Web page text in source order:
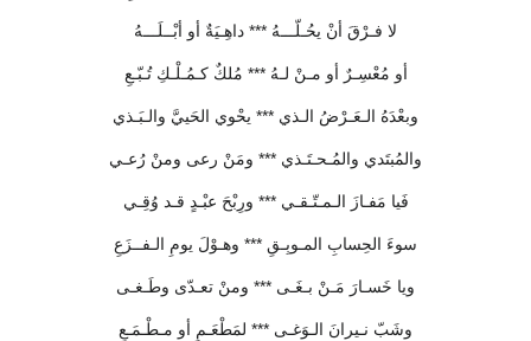
لا فـرْقَ أنْ يحُـلّـــهُ *** داهِـيَةٌ أو أبْــلَـــهُ
أو مُعْسِـرٌ أو مـنْ لـهُ *** مُلكٌ كـمُـلْـكِ تُـبّـعِ
وبعْدَهُ الـعَـرْضُ الـذي *** يحْوي الحَييَّ والـبَـذي
والمُبتَدي والمُـحـتَـذي *** ومَنْ رعى ومنْ رُعـي
فَيا مَفـازَ الـمـتّـقـي *** ورِبْحَ عبْـدٍ قـد وُقِـي
سوءَ الحِسابِ المـوبِـقِ *** وهـوْلَ يومِ الـفــزَعِ
ويا خَسـارَ مَـنْ بـغَـى *** ومنْ تعـدّى وطَـغـى
وشَبّ نـيرانَ الـوَغـى *** لمَطْعَـمٍ أو مـطْـمَـعِ